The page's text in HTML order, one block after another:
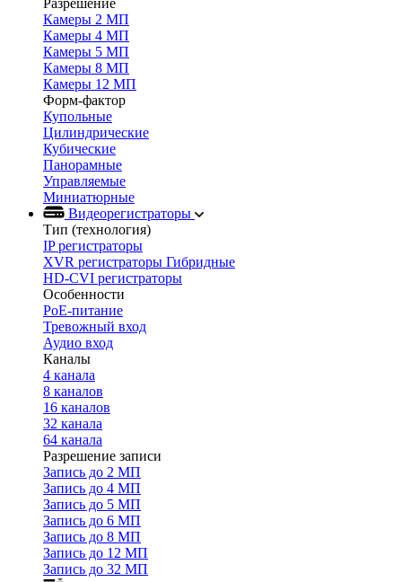
Разрешение
Камеры 2 МП
Камеры 4 МП
Камеры 5 МП
Камеры 8 МП
Камеры 12 МП
Форм-фактор
Купольные
Цилиндрические
Кубические
Панорамные
Управляемые
Миниатюрные
Видеорегистраторы
Тип (технология)
IP регистраторы
XVR регистраторы Гибридные
HD-CVI регистраторы
Особенности
PoE-питание
Тревожный вход
Аудио вход
Каналы
4 канала
8 каналов
16 каналов
32 канала
64 канала
Разрешение записи
Запись до 2 МП
Запись до 4 МП
Запись до 5 МП
Запись до 6 МП
Запись до 8 МП
Запись до 12 МП
Запись до 32 МП